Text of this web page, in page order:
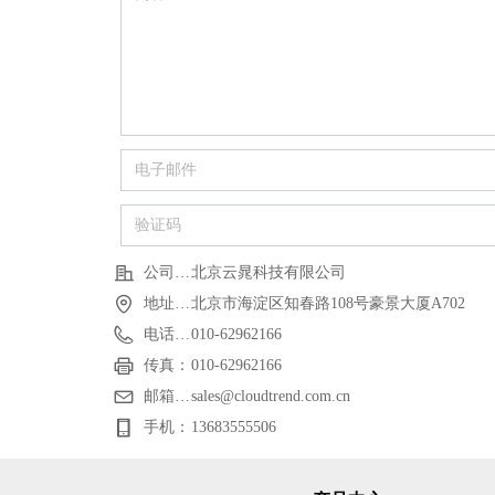
公司名称：
北京云晁科技有限公司
地址：北京市海淀区知春路108号豪景大厦A702
北京市海淀区知春路108号豪景大厦A702
电话：010-62962166
010-62962166
传真： 010-62962166
邮箱：sales@cloudtrend.com.cn
sales@cloudtrend.com.cn
手机： 13683555506